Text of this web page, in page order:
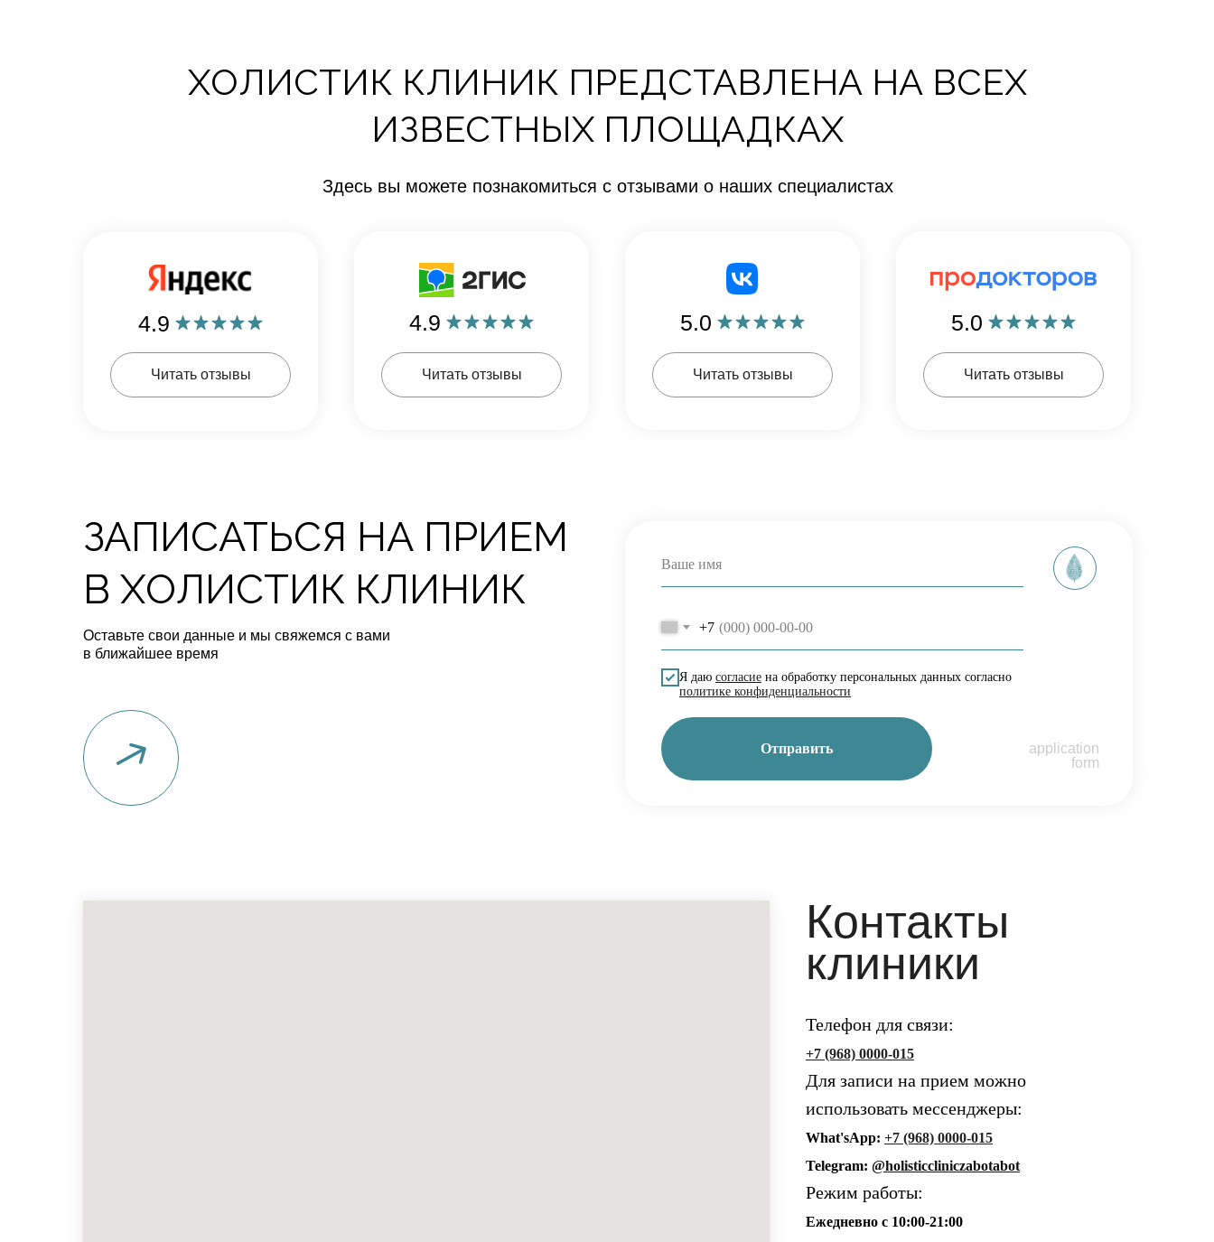
ХОЛИСТИК КЛИНИК ПРЕДСТАВЛЕНА НА ВСЕХ
ИЗВЕСТНЫХ ПЛОЩАДКАХ
Здесь вы можете познакомиться с отзывами о наших специалистах
4.9 4.9 5.0
Читать отзывы Читать отзывы Читать отзывы Читать отзывы
5.0
ЗАПИСАТЬСЯ НА ПРИЕМ
В ХОЛИСТИК КЛИНИК
Оставьте свои данные и мы свяжемся с вами
в ближайшее время
application
form
+7
Я даю согласие на обработку персональных данных согласно
политике конфиденциальности
Отправить
Контакты
клиники
Телефон для связи:
+7 (968) 0000-015
Для записи на прием можно
использовать мессенджеры:
What'sApp: +7 (968) 0000-015
Telegram: @holisticcliniczabotabot
Режим работы:
Ежедневно с 10:00-21:00